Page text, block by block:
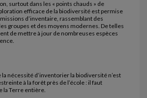
surtout dans les « points chauds » de
efficace de la biodiversité est permise
d’inventaire, rassemblant des
groupes et des moyens modernes. De telles
de mettre à jour de nombreuses espèces
nécessité d’inventorier la biodiversité n’est
à la forêt près de l’école : il faut
la Terre entière.